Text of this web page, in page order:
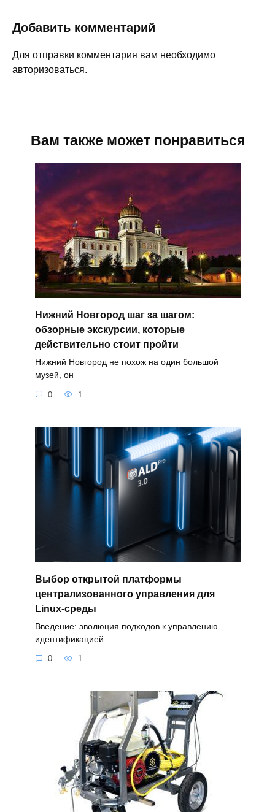
Добавить комментарий
Для отправки комментария вам необходимо
авторизоваться.
Вам также может понравиться
Нижний Новгород шаг за шагом:
обзорные экскурсии, которые
действительно стоит пройти
Нижний Новгород не похож на один большой
музей, он
0 1
Выбор открытой платформы
централизованного управления для
Linux-среды
Введение: эволюция подходов к управлению
идентификацией
0 1